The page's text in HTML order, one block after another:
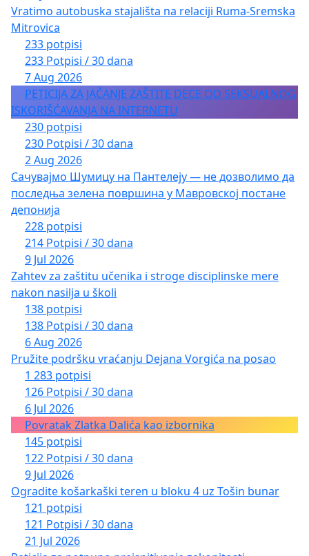
Vratimo autobuska stajališta na relaciji Ruma-Sremska
Mitrovica
233 potpisi
233 Potpisi / 30 dana
7 Aug 2026
PETICIJA ZA JAČANJE ZAŠTITE DECE OD SEKSUALNOG
ISKORIŠĆAVANJA NA INTERNETU
230 potpisi
230 Potpisi / 30 dana
2 Aug 2026
Сачувајмо Шумицу на Пантелеју — не дозволимо да
последња зелена површина у Мавровској постане
депонија
228 potpisi
214 Potpisi / 30 dana
9 Jul 2026
Zahtev za zaštitu učenika i stroge disciplinske mere
nakon nasilja u školi
138 potpisi
138 Potpisi / 30 dana
6 Aug 2026
Pružite podršku vraćanju Dejana Vorgića na posao
1 283 potpisi
126 Potpisi / 30 dana
6 Jul 2026
Povratak Zlatka Dalića kao izbornika
145 potpisi
122 Potpisi / 30 dana
9 Jul 2026
Ogradite košarkaški teren u bloku 4 uz Tošin bunar
121 potpisi
121 Potpisi / 30 dana
21 Jul 2026